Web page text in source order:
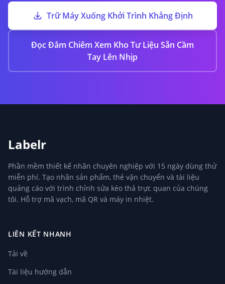
Trữ Máy Xuống Khởi Trình Khẳng Định
Đọc Đắm Chiêm Xem Kho Tư Liệu Sẵn Cầm
Tay Lên Nhịp
Labelr
Phần mềm thiết kế nhãn chuyên nghiệp với 15 ngày dùng thử
miễn phí. Tạo nhãn sản phẩm, thẻ vận chuyển và tài liệu
quảng cáo với trình chỉnh sửa kéo thả trực quan của chúng
tôi. Hỗ trợ mã vạch, mã QR và máy in nhiệt.
LIÊN KẾT NHANH
Tải về
Tài liệu hướng dẫn